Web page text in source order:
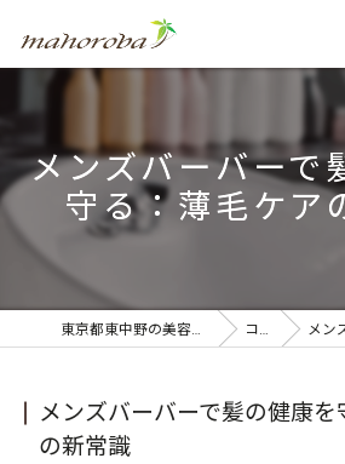
メンズバーバーで
守る：薄毛ケア
東京都東中野の美容室ならmahoroba コラム メンズバ
メンズバーバーで髪の健康
の新常識